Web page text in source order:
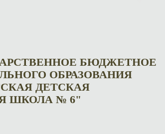
БЮДЖЕТНОЕ
ОБРАЗОВАНИЯ
ДЕТСКАЯ
ШКОЛА № 6"